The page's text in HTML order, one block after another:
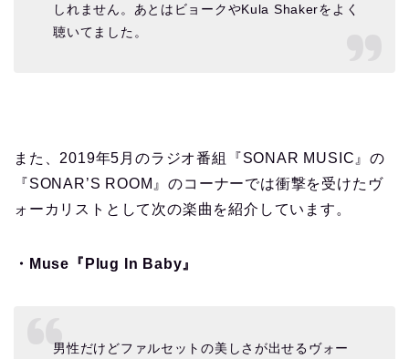
しれません。あとはビョークやKula Shakerをよく
聴いてました。
また、2019年5月のラジオ番組『SONAR MUSIC』の
『SONAR’S ROOM』のコーナーでは衝撃を受けたヴ
ォーカリストとして次の楽曲を紹介しています。
・Muse『Plug In Baby』
男性だけどファルセットの美しさが出せるヴォー